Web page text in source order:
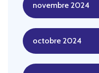
novembre 2024
octobre 2024